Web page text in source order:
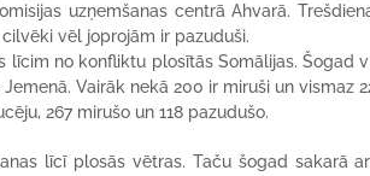
uzņemšanas centrā Ahvarā.
vēl joprojām ir pazuduši.
no konfliktu plosītās Somālijas. Šogad
Vairāk nekā 200 ir miruši un vismaz
267 mirušo un 118 pazudušo.
līcī plosās vētras. Taču šogad sakarā